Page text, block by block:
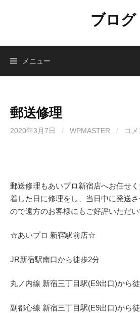
ン
ブログ
メニュー
郵送修理
2020年3月7日 / WPMASTER / コ
郵送修理もあいプロ新宿店へお任せ
着した日に修理をし、当日中に発送
ので遠方のお客様にもご好評いただ
☆あいプロ 新宿駅前店☆
JR新宿駅南口から徒歩2分
丸ノ内線 新宿三丁目駅(E9出口)から
副都心線 新宿三丁目駅(E9出口)から